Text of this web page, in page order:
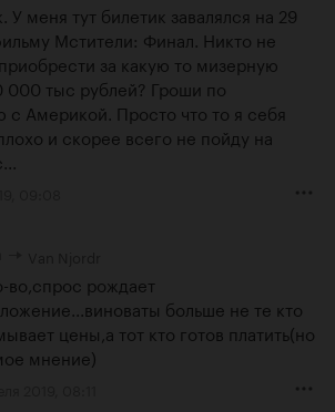
У меня тут билетик завалялся на 29
Мстители: Финал. Никто не
за какую то мизерную
000 тыс рублей? Гроши по
с Америкой. Просто что то я себя
и скорее всего не пойду на
во,спрос рождает
больше не те кто
цены,а тот кто готов платить(но
мнение)